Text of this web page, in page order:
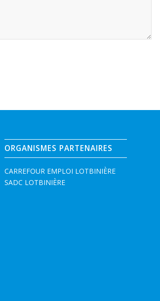
ORGANISMES PARTENAIRES
CARREFOUR EMPLOI LOTBINIÈRE
SADC LOTBINIÈRE